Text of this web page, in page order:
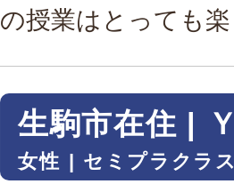
の授業はとっても
生駒市在住 |
女性 セミプラクラ